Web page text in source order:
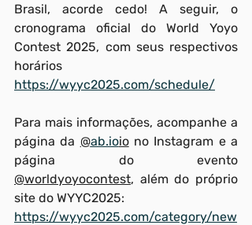
Brasil, acorde cedo! A seguir, o
cronograma oficial do World Yoyo
Contest 2025, com seus respectivos
horários
https://wyyc2025.com/schedule/
Para mais informações, acompanhe a
página da @ab.ioio no Instagram e a
@worldyoyocontest, além do próprio
site do WYYC2025:
https://wyyc2025.com/category/new